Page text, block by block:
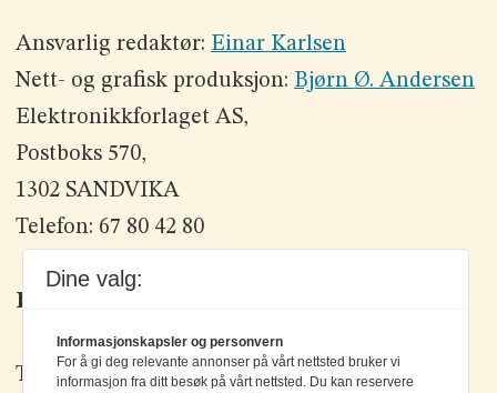
Ansvarlig redaktør: Einar Karlsen
Nett- og grafisk produksjon: Bjørn Ø. Andersen
Elektronikkforlaget AS,
Postboks 570,
1302 SANDVIKA
Telefon: 67 80 42 80
Kontakt oss
Tlf: +47 67 80 42 80
Dine valg:
Informasjonskapsler og personvern
For å gi deg relevante annonser på vårt nettsted bruker vi
informasjon fra ditt besøk på vårt nettsted. Du kan reservere